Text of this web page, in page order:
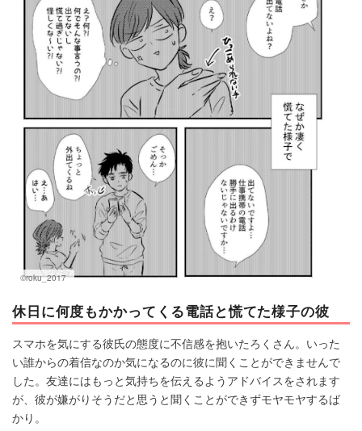
©roku_2017
休日に何度もかかってくる電話と慌てた様子の彼
スマホを気にする彼氏の態度に不信感を抱いたろくさん。いった
い誰からの着信なのか気になるのに彼に聞くことができませんで
した。友達にはもっと気持ちを伝えるようアドバイスをされます
が、彼が嫌がりそうだと思うと聞くことができずモヤモヤするば
かり。